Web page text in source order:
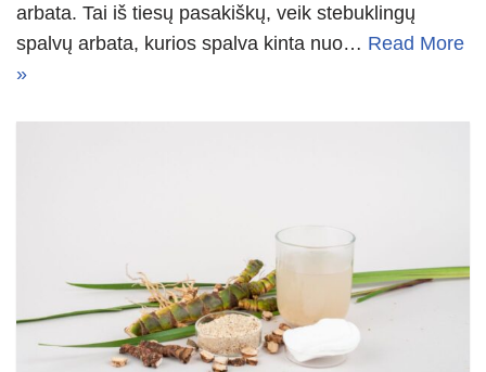
arbata. Tai iš tiesų pasakiškų, veik stebuklingų
spalvų arbata, kurios spalva kinta nuo… Read More
»